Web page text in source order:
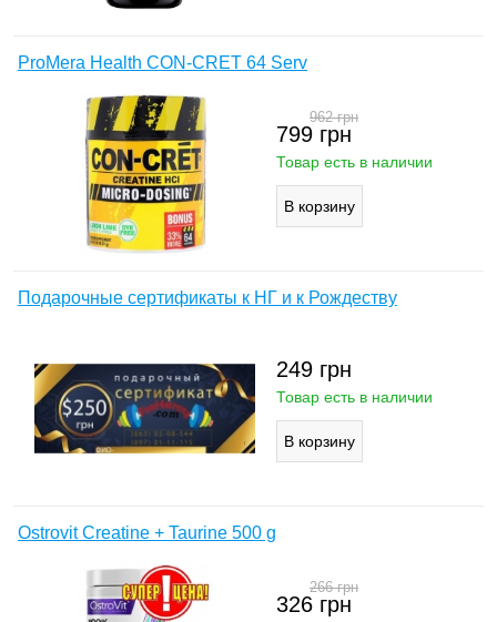
ProMera Health CON-CRET 64 Serv
799 грн
962грн
Товар есть в наличии
Подарочные сертификаты к НГ и к Рождеству
249 грн
Товар есть в наличии
Ostrovit Creatine + Taurine 500 g
326 грн
266грн